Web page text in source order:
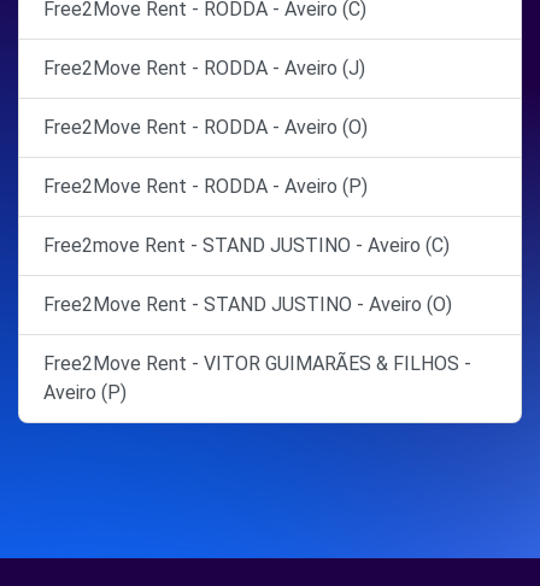
Free2Move Rent - RODDA - Aveiro (C)
Free2Move Rent - RODDA - Aveiro (J)
Free2Move Rent - RODDA - Aveiro (O)
Free2Move Rent - RODDA - Aveiro (P)
Free2move Rent - STAND JUSTINO - Aveiro (C)
Free2Move Rent - STAND JUSTINO - Aveiro (O)
Free2Move Rent - VITOR GUIMARÃES & FILHOS -
Aveiro (P)